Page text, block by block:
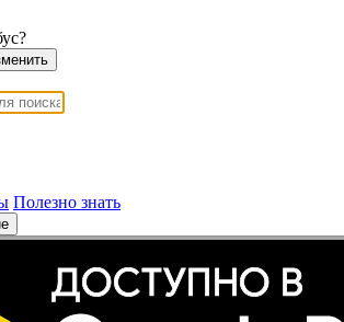
Полезно знать